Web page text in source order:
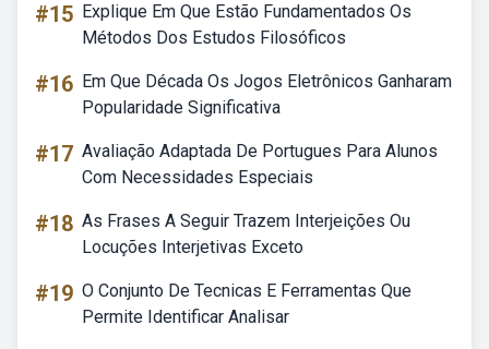
#15 Explique Em Que Estão Fundamentados Os
Métodos Dos Estudos Filosóficos
#16 Em Que Década Os Jogos Eletrônicos Ganharam
Popularidade Significativa
#17 Avaliação Adaptada De Portugues Para Alunos
Com Necessidades Especiais
#18 As Frases A Seguir Trazem Interjeições Ou
Locuções Interjetivas Exceto
#19 O Conjunto De Tecnicas E Ferramentas Que
Permite Identificar Analisar